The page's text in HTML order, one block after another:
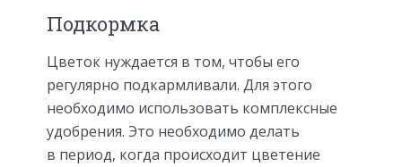
Подкормка
Цветок нуждается в том, чтобы его
регулярно подкармливали. Для этого
необходимо использовать комплексные
удобрения. Это необходимо делать
в период, когда происходит цветение